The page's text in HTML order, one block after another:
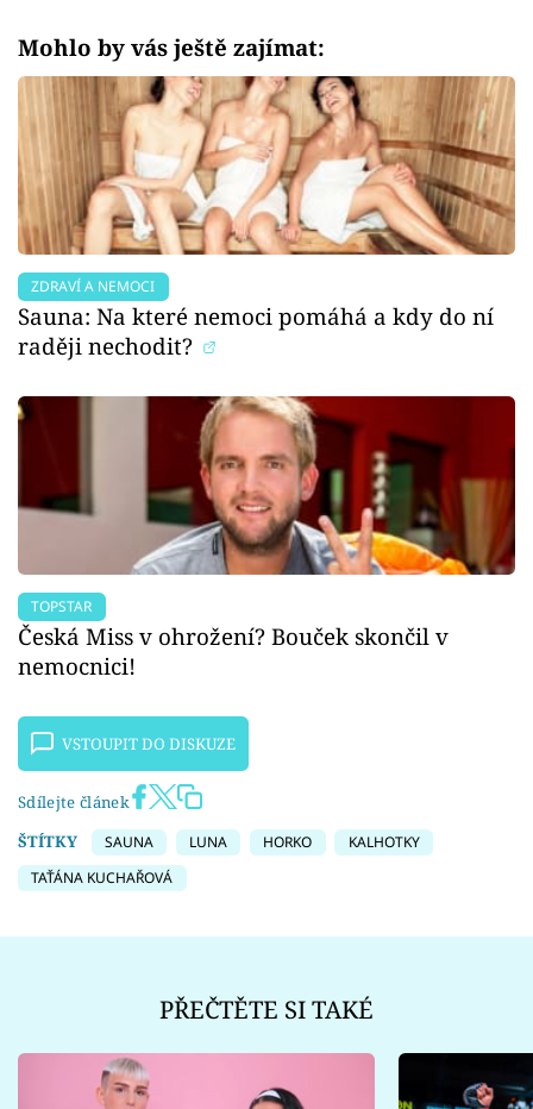
Mohlo by vás ještě zajímat:
ZDRAVÍ A NEMOCI
Sauna: Na které nemoci pomáhá a kdy do ní
raději nechodit?
TOPSTAR
Česká Miss v ohrožení? Bouček skončil v
nemocnici!
VSTOUPIT DO DISKUZE
Sdílejte článek
ŠTÍTKY
SAUNA LUNA HORKO
KALHOTKY
TAŤÁNA KUCHAŘOVÁ
PŘEČTĚTE SI TAKÉ